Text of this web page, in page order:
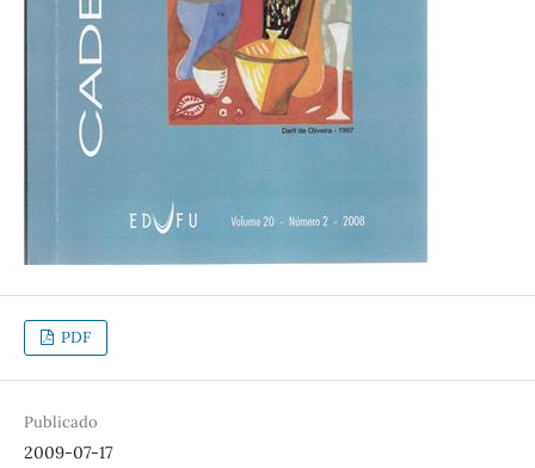
PDF
Publicado
2009-07-17